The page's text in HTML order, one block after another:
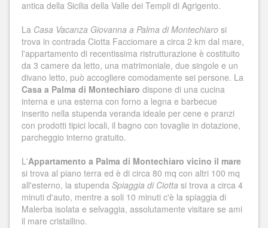
antica della Sicilia della Valle dei Templi di Agrigento.
La Casa Vacanza Giovanna a Palma di Montechiaro si
trova in contrada Ciotta Facciomare a circa 2 km dal mare,
l'appartamento di recentissima ristrutturazione è costituito
da 3 camere da letto, una matrimoniale, due singole e un
divano letto, può accogliere comodamente sei persone. La
Casa a Palma di Montechiaro dispone di una cucina
interna e una esterna con forno a legna e barbecue
inserito nella stupenda veranda ideale per cene e pranzi
con prodotti tipici locali, il bagno con tovaglie in dotazione,
parcheggio interno gratuito.
L'Appartamento a Palma di Montechiaro vicino il mare
si trova al piano terra ed è di circa 80 mq con altri 100 mq
all'esterno, la stupenda Spiaggia di Ciotta si trova a circa 4
minuti d'auto, mentre a soli 10 minuti c'è la spiaggia di
Malerba isolata e selvaggia, assolutamente visitare se ami
il mare cristallino.